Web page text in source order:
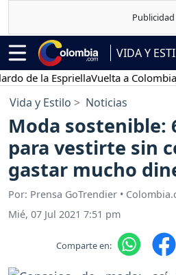
VIDA Y
la EspriellaVuelta a ColombiaJorge
Vida y Estilo Noticias
Moda sostenible:
para vestirte sin
gastar mucho
Por: Prensa GoTrendier •
Mié, 07 Jul 2021 7:51 pm
Comparte en: